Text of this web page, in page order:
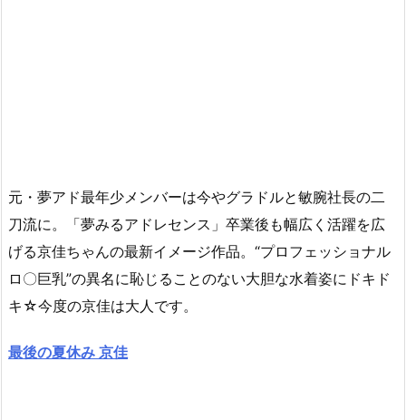
元・夢アド最年少メンバーは今やグラドルと敏腕社長の二
刀流に。「夢みるアドレセンス」卒業後も幅広く活躍を広
げる京佳ちゃんの最新イメージ作品。“プロフェッショナル
ロ〇巨乳”の異名に恥じることのない大胆な水着姿にドキド
キ☆今度の京佳は大人です。
最後の夏休み 京佳